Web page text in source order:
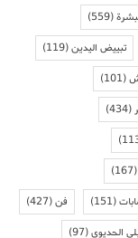
(559)
تبييض اليدين(119)
(101)
(434)
(167)
(151) فن(427)
الحديوي(97)